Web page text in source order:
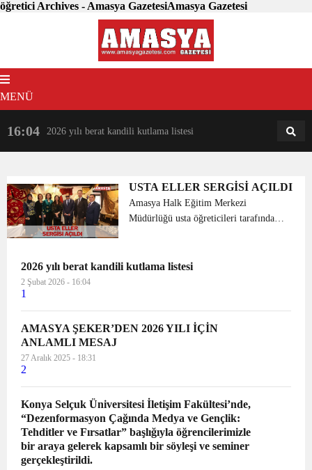
öğretici Archives - Amasya GazetesiAmasya Gazetesi
MENÜ
16:04 2026 yılı berat kandili kutlama listesi 18:31
USTA ELLER SERGİSİ AÇILDI
Amasya Halk Eğitim Merkezi
Müdürlüğü usta öğreticileri tarafından
eşi Funda Varol da açılışa katıldı. Varol,
2026 yılı berat kandili kutlama listesi
2 Şubat 2026 - 16:04
1
AMASYA ŞEKER’DEN 2026 YILI İÇİN
ANLAMLI MESAJ
27 Aralık 2025 - 18:31
2
Konya Selçuk Üniversitesi İletişim Fakültesi’nde,
“Dezenformasyon Çağında Medya ve Gençlik:
Tehditler ve Fırsatlar” başlığıyla öğrencilerimizle
bir araya gelerek kapsamlı bir söyleşi ve seminer
gerçekleştirildi.